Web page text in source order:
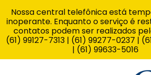
Nossa central telefônica está
inoperante. Enquanto o serviço é
contatos podem ser realizados
(61) 99127-7313 | (61) 99277-0237 |
| (61) 99633-5016